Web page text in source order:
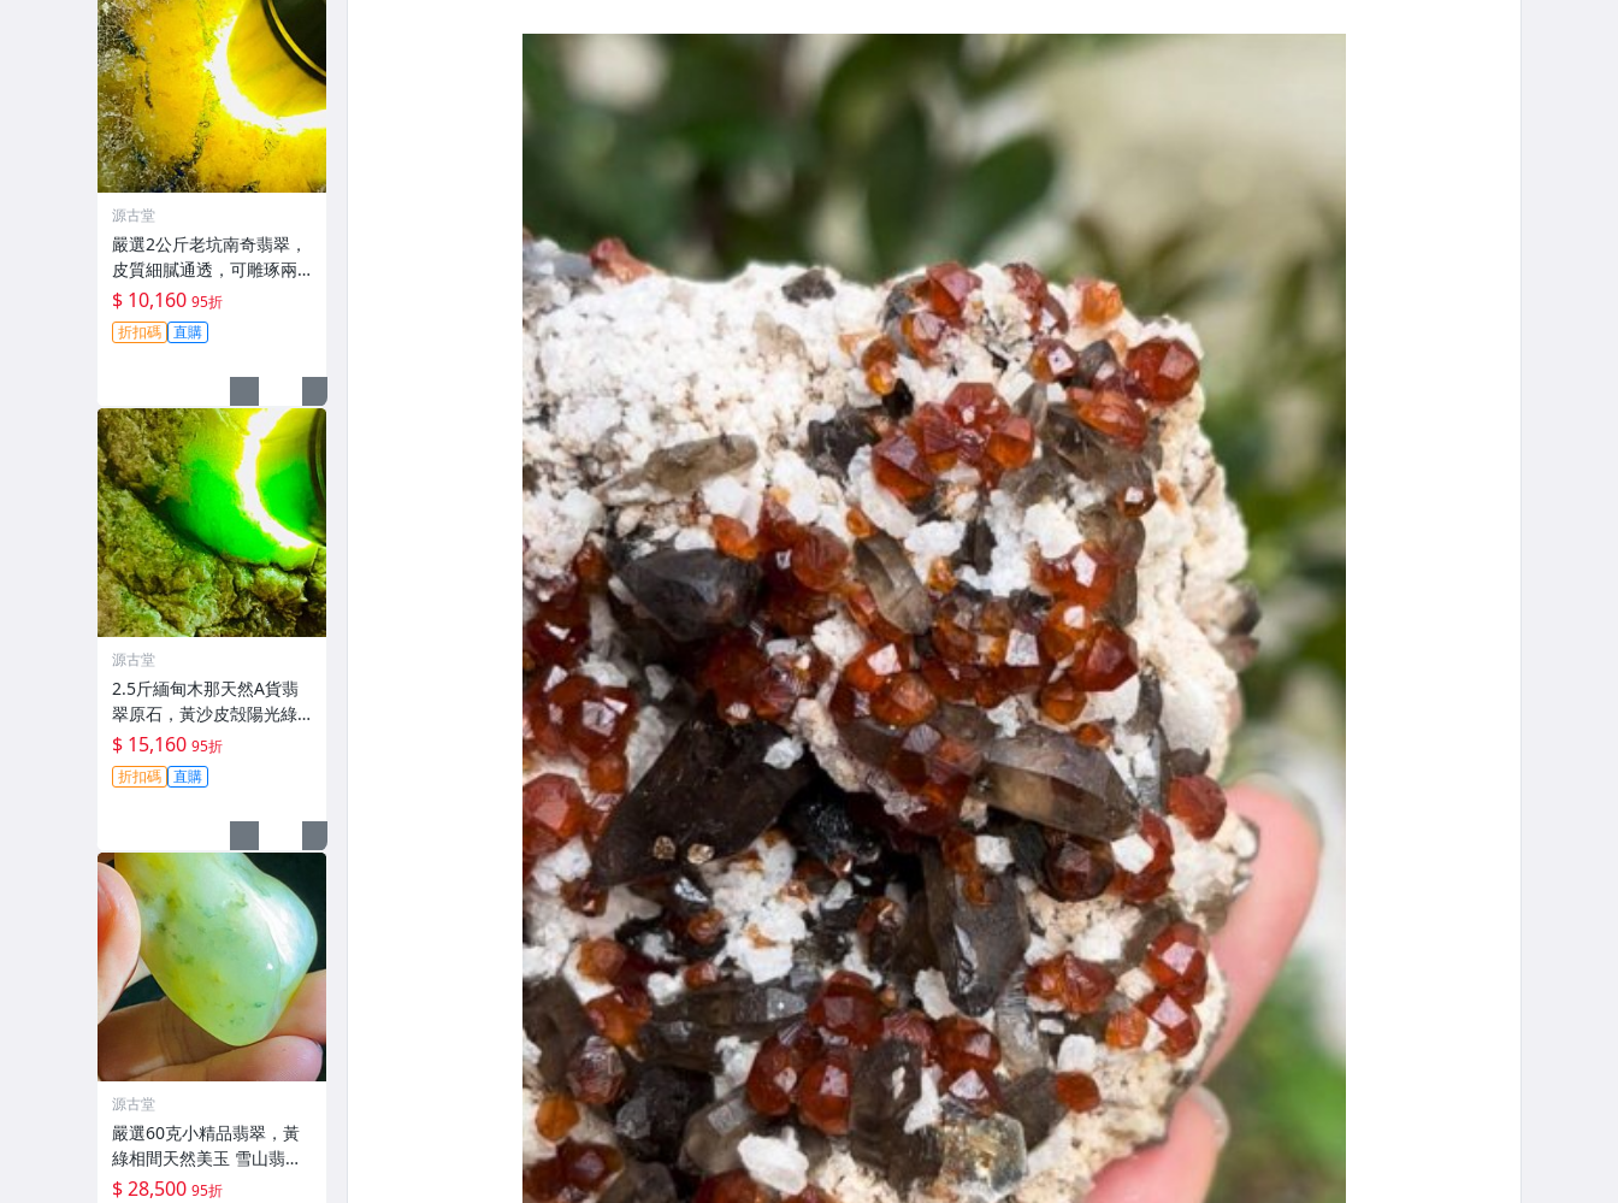
源古堂
嚴選2公斤老坑南奇翡翠，
皮質細膩通透，可雕琢兩
隻優美手鐲 #翡翠 #A貨翡
翠 #手鐲
$ 10,160 95折
折扣碼 直購
源古堂
2.5斤緬甸木那天然A貨翡
翠原石，黃沙皮殻陽光綠
水頭佳，種水圓潤形體工
整，適合打造手鐲，皮殼
緊致沙質細膩，內含美色
$ 15,160 95折
折扣碼 直購
源古堂
嚴選60克小精品翡翠，黃
綠相間天然美玉 雪山翡翠
翡翠吊墜 天然石雕
$ 28,500 95折